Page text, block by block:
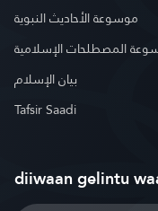
موسوعة الأحاديث النبوية
المصطلحات الإسلامية
بيان الإسلام
Tafsir Saadi
diiwaan gelintu